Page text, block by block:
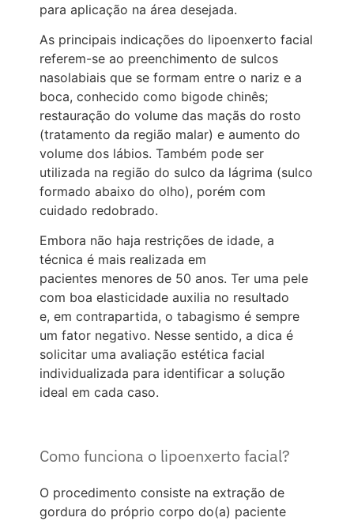
para aplicação na área desejada.
As principais indicações do lipoenxerto facial
referem-se ao preenchimento de sulcos
nasolabiais que se formam entre o nariz e a
boca, conhecido como bigode chinês;
restauração do volume das maçãs do rosto
(tratamento da região malar) e aumento do
volume dos lábios. Também pode ser
utilizada na região do sulco da lágrima (sulco
formado abaixo do olho), porém com
cuidado redobrado.
Embora não haja restrições de idade, a
técnica é mais realizada em
pacientes menores de 50 anos. Ter uma pele
com boa elasticidade auxilia no resultado
e, em contrapartida, o tabagismo é sempre
um fator negativo. Nesse sentido, a dica é
solicitar uma avaliação estética facial
individualizada para identificar a solução
ideal em cada caso.
Como funciona o lipoenxerto facial?
O procedimento consiste na extração de
gordura do próprio corpo do(a) paciente